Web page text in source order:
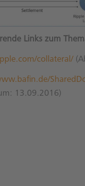
Links zum
collateral/
13.09.2016)